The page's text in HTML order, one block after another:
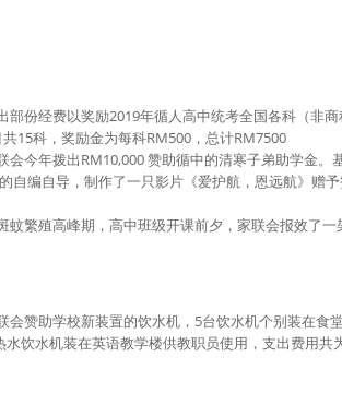
部份经费以奖励2019年循人高中统考全国各科（非
15科，奖励金为每科RM500，总计RM7500
会今年拨出RM10,000 赞助循中的清寒子弟助学金。
自编自导，制作了一只影片《爱护航，恩远航》赠
蚊繁殖高峰期，高中班级开课前夕，家联会报效了
会赞助学校新装置的饮水机，5台饮水机个别装在食
水饮水机装在英语教学楼供教职员使用，支出费用共